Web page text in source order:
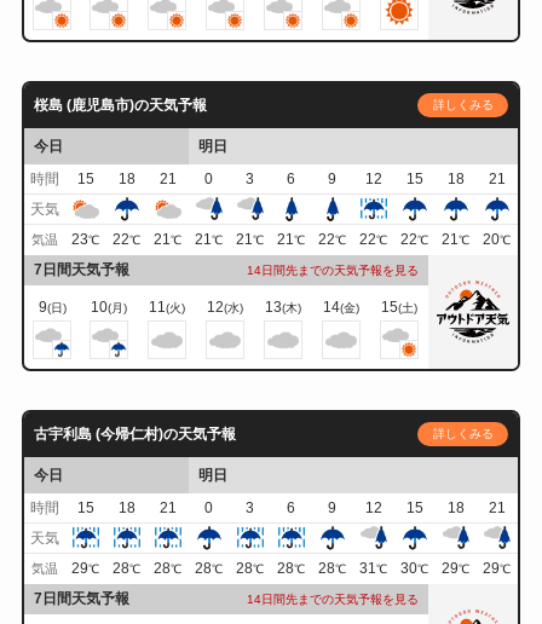
桜島 (鹿児島市)の天気予報 詳しくみる
今日
明日
時間
15 18 21 0 3 6 9 12 15 18
21
天気
気温 23℃ 22℃ 21℃ 21℃ 21℃ 21℃ 22℃ 22℃ 22℃ 21℃ 20℃
7日間天気予報 14日間先までの天気予報を見る
9(日) 10(月) 11(火) 12(水) 13(木) 14(金) 15(土)
古宇利島 (今帰仁村)の天気予報 詳しくみる
今日
明日
時間
15 18 21 0 3 6 9 12 15 18
21
天気
気温 29℃ 28℃ 28℃ 28℃ 28℃ 28℃ 28℃ 31℃ 30℃ 29℃ 29℃
7日間天気予報 14日間先までの天気予報を見る